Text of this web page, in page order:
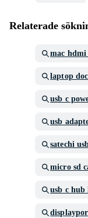
Relaterade
mac
laptop
usb c
usb
satechi
micro sd
usb c hub